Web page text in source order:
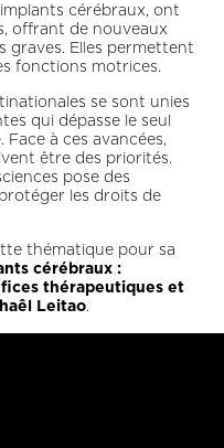
cérébraux, ont
offrant de nouveaux
graves. Elles permettent
fonctions motrices.
se sont unies
qui dépasse le seul
à ces avancées,
être des priorités.
pose des
les droits de
thématique pour sa
cérébraux :
thérapeutiques et
Leitao.